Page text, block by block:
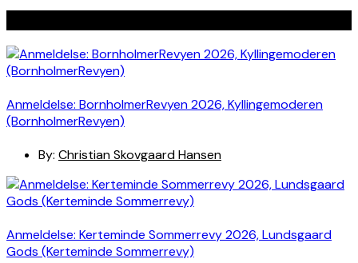
Anmeldelse: BornholmerRevyen 2026, Kyllingemoderen
(BornholmerRevyen)
By: Christian Skovgaard Hansen
Anmeldelse: Kerteminde Sommerrevy 2026, Lundsgaard
Gods (Kerteminde Sommerrevy)